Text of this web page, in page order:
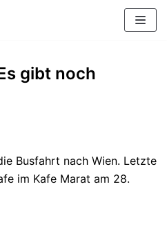
gibt noch
Busfahrt nach Wien. Letzte
im Kafe Marat am 28.